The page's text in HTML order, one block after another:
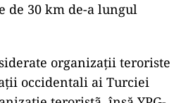
de 30 km de-a lungul
organizaţii teroriste
occidentali ai Turciei